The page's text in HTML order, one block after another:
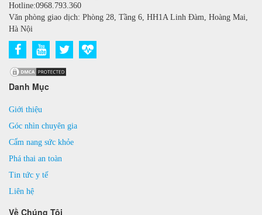
Hotline:0968.793.360
Văn phòng giao dịch: Phòng 28, Tầng 6, HH1A Linh Đàm, Hoàng Mai,
Hà Nội
Danh Mục
Giới thiệu
Góc nhìn chuyên gia
Cẩm nang sức khỏe
Phá thai an toàn
Tin tức y tế
Liên hệ
Về Chúng Tôi